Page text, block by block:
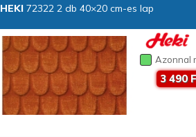
HEKI72322 2 db 40×20 cm-es lap
Azonnal
3 490